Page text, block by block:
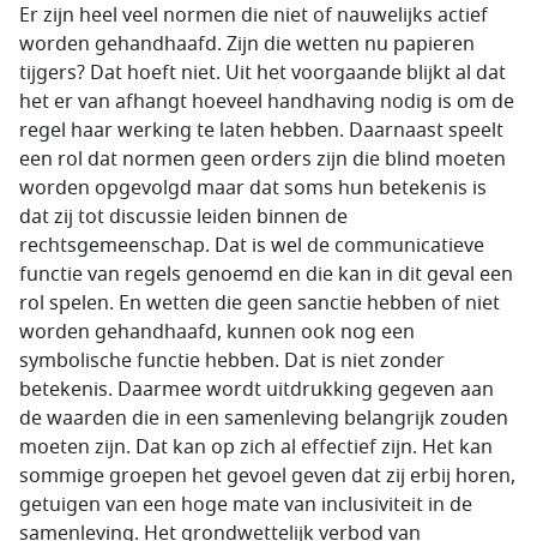
Er zijn heel veel normen die niet of nauwelijks actief
worden gehandhaafd. Zijn die wetten nu papieren
tijgers? Dat hoeft niet. Uit het voorgaande blijkt al dat
het er van afhangt hoeveel handhaving nodig is om de
regel haar werking te laten hebben. Daarnaast speelt
een rol dat normen geen orders zijn die blind moeten
worden opgevolgd maar dat soms hun betekenis is
dat zij tot discussie leiden binnen de
rechtsgemeenschap. Dat is wel de communicatieve
functie van regels genoemd en die kan in dit geval een
rol spelen. En wetten die geen sanctie hebben of niet
worden gehandhaafd, kunnen ook nog een
symbolische functie hebben. Dat is niet zonder
betekenis. Daarmee wordt uitdrukking gegeven aan
de waarden die in een samenleving belangrijk zouden
moeten zijn. Dat kan op zich al effectief zijn. Het kan
sommige groepen het gevoel geven dat zij erbij horen,
getuigen van een hoge mate van inclusiviteit in de
samenleving. Het grondwettelijk verbod van